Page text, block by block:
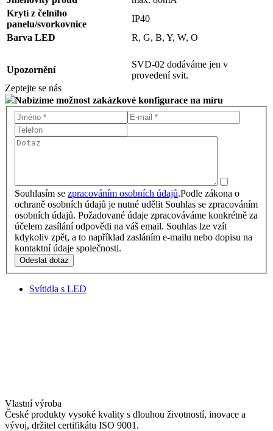
Krytí z čelního
panelu/svorkovnice
IP40
Barva LED
R, G, B, Y, W, O
Upozornění
SVD-02 dodáváme jen v
provedení svit.
Zeptejte se nás
Nabízíme možnost zakázkové konfigurace na míru
Souhlasím se zpracováním osobních údajů.Podle zákona o
ochraně osobních údajů je nutné udělit Souhlas se zpracováním
osobních údajů. Požadované údaje zpracováváme konkrétně za
účelem zasílání odpovědi na váš email. Souhlas lze vzít
kdykoliv zpět, a to například zasláním e-mailu nebo dopisu na
kontaktní údaje společnosti.
Odeslat dotaz
Svítidla s LED
Vlastní výroba
České produkty vysoké kvality s dlouhou životností, inovace a
vývoj, držitel certifikátu ISO 9001.